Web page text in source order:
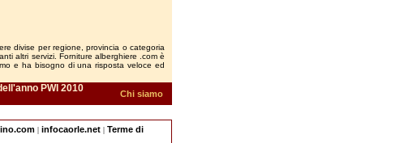
divise per regione, provincia o categoria
altri servizi. Forniture alberghiere .com è
e ha bisogno di una risposta veloce ed
PWI 2010
Chi siamo
| infocaorle.net | Terme di